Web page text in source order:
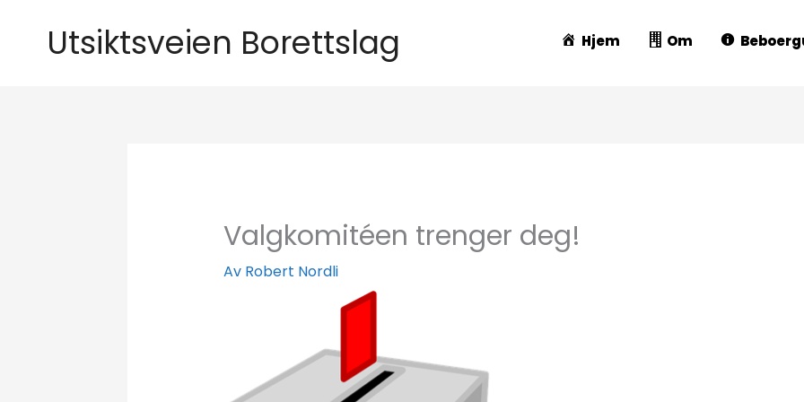
Utsiktsveien Borettslag Hjem Om
Valgkomitéen trenger deg!
Av Robert Nordli